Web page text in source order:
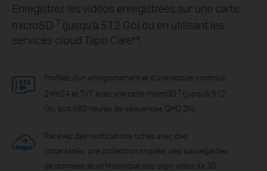
Enregistrez les vidéos enregistrées sur une carte
microSD † (jusqu'à 512 Go) ou en utilisant les
services cloud Tapo Care**.
Profitez d'un enregistrement et d'une lecture continus
24h/24 et 7j/7 avec une carte microSD† (jusqu'à 512
Go, soit 680 heures de séquences QHD 2K).
Recevez des notifications riches avec des
instantanés, une protection cryptée, des sauvegardes
de données et un historique des clips vidéo de 30